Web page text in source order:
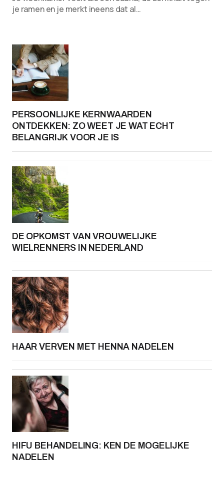
je ramen en je merkt ineens dat al…
PERSOONLIJKE KERNWAARDEN
ONTDEKKEN: ZO WEET JE WAT ECHT
BELANGRIJK VOOR JE IS
DE OPKOMST VAN VROUWELIJKE
WIELRENNERS IN NEDERLAND
HAAR VERVEN MET HENNA NADELEN
HIFU BEHANDELING: KEN DE MOGELIJKE
NADELEN